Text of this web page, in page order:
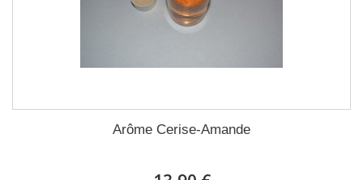
Arôme Cerise-Amande